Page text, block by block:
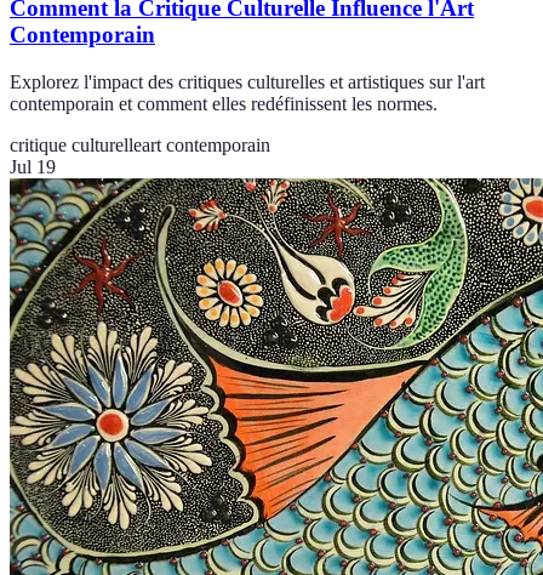
Comment la Critique Culturelle Influence l'Art
Contemporain
Explorez l'impact des critiques culturelles et artistiques sur l'art
contemporain et comment elles redéfinissent les normes.
critique culturelleart contemporain
Jul 19